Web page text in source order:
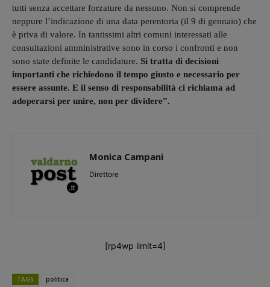
tutti senza accettare forzature da nessuno. Non si comprende
neppure l’indicazione di una data perentoria (il 9 di gennaio) che
è priva di valore. In tantissimi altri comuni interessati alle
consultazioni amministrative sono in corso i confronti e non
sono state definite le candidature. Si tratta di decisioni
importanti che richiedono il tempo giusto e necessario per
essere assunte. E il senso di responsabilità ci richiama ad
adoperarsi per unire, non per dividere”.
Monica Campani
Direttore
[rp4wp limit=4]
TAGS politica